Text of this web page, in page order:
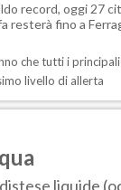
record, oggi 27
resterà fino a
che tutti i
livello di allerta
liquide